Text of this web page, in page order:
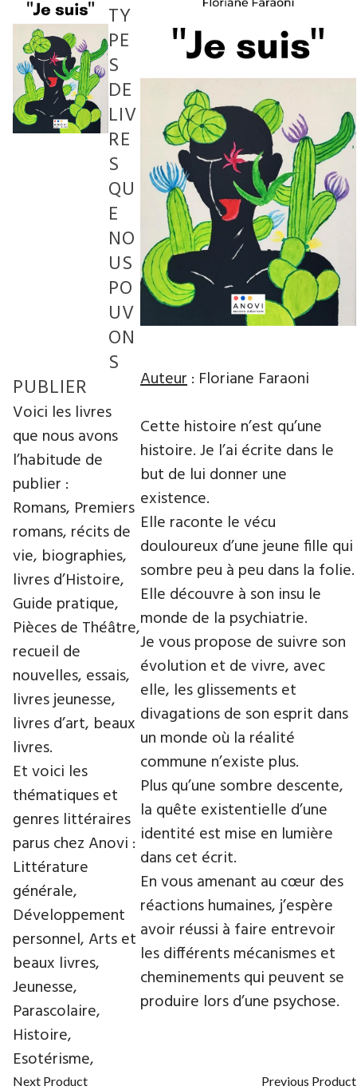
Auteur: Floriane Faraoni
Cette histoire n’est qu’une
histoire. Je l’ai écrite dans le
but de lui donner une
existence.
Elle raconte le vécu
douloureux d’une jeune fille qui
sombre peu à peu dans la folie.
Elle découvre à son insu le
monde de la psychiatrie.
Je vous propose de suivre son
évolution et de vivre, avec
elle, les glissements et
divagations de son esprit dans
un monde où la réalité
commune n’existe plus.
Plus qu’une sombre descente,
la quête existentielle d’une
identité est mise en lumière
dans cet écrit.
En vous amenant au cœur des
réactions humaines, j’espère
avoir réussi à faire entrevoir
les différents mécanismes et
cheminements qui peuvent se
produire lors d’une psychose.
Next Product Previous Product
TY
PE
S
DE
LIV
RE
S
QU
E
NO
US
PO
UV
ON
S
PUBLIER
Voici les livres
que nous avons
l’habitude de
publier :
Romans, Premiers
romans, récits de
vie, biographies,
livres d’Histoire,
Guide pratique,
Pièces de Théâtre,
recueil de
nouvelles, essais,
livres jeunesse,
livres d’art, beaux
livres.
Et voici les
thématiques et
genres littéraires
parus chez Anovi :
Littérature
générale,
Développement
personnel, Arts et
beaux livres,
Jeunesse,
Parascolaire,
Histoire,
Esotérisme,